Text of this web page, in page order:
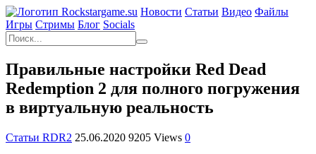
Новости Статьи Видео Файлы
Игры Cтримы Блог Socials
Правильные настройки Red Dead
Redemption 2 для полного погружения
в виртуальную реальность
Статьи RDR2 25.06.2020 9205 Views 0